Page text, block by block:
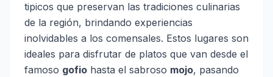
tipicos que preservan las tradiciones culinarias
de la región, brindando experiencias
inolvidables a los comensales. Estos lugares son
ideales para disfrutar de platos que van desde el
famoso gofio hasta el sabroso mojo, pasando